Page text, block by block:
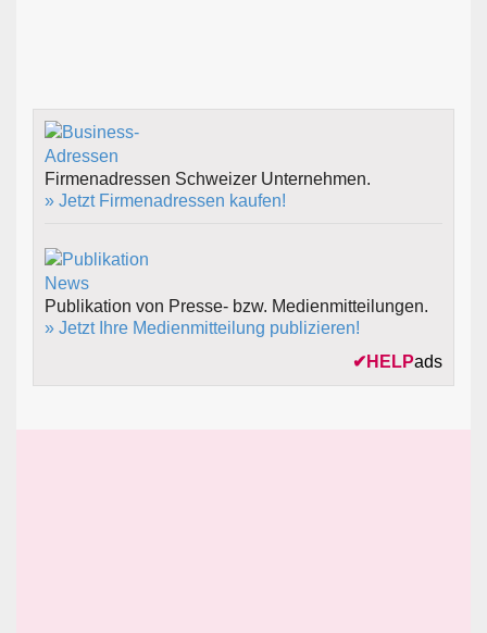
Firmenadressen Schweizer Unternehmen.
» Jetzt Firmenadressen kaufen!
Publikation von Presse- bzw. Medienmitteilungen.
» Jetzt Ihre Medienmitteilung publizieren!
✔ HELPads